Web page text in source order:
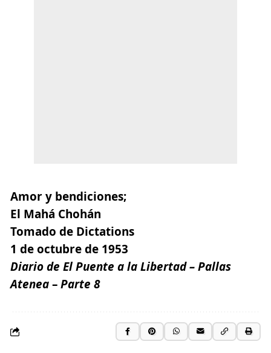
Amor y bendiciones;
El Mahá Chohán
Tomado de Dictations
1 de octubre de 1953
Diario de El Puente a la Libertad –Pallas
Atenea–Parte 8